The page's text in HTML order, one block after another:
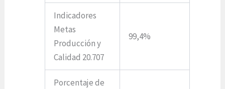
Indicadores
Metas
Producción y
Calidad 20.707
99,4%
Porcentaje de